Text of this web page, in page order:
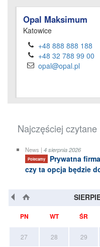
Opal Maksimum
Katowice
+48 888 888 188
+48 32 788 99 00
opal@opal.pl
Najczęściej czytane
News | 4 sierpnia 2026
Polecamy
Prywatna
czy ta opcja będzie
PN WT ŚR
27 28 29